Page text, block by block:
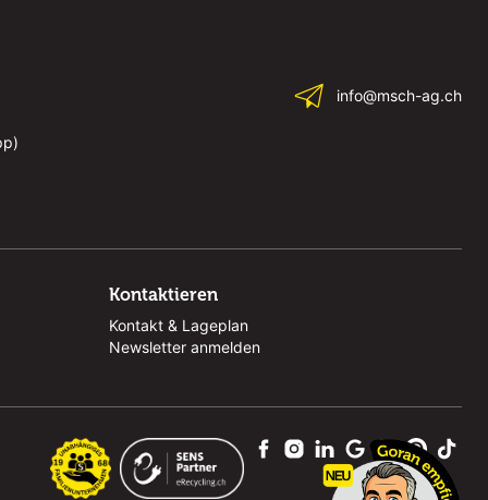
info@msch-ag.ch
Kontaktieren
Kontakt & Lageplan
Newsletter anmelden